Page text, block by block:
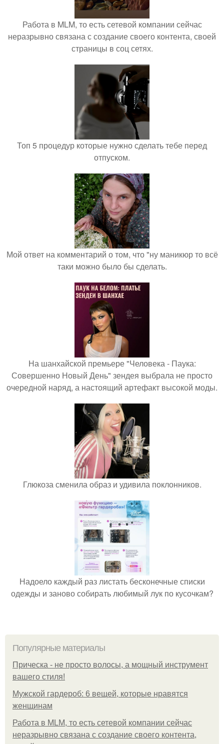
Работа в MLM, то есть сетевой компании сейчас
неразрывно связана с создание своего контента, своей
страницы в соц сетях.
Топ 5 процедур которые нужно сделать тебе перед
отпуском.
Мой ответ на комментарий о том, что "ну маникюр то всё
таки можно было бы сделать.
На шанхайской премьере "Человека - Паука:
Совершенно Новый День" зендея выбрала не просто
очередной наряд, а настоящий артефакт высокой моды.
Глюкоза сменила образ и удивила поклонников.
Надоело каждый раз листать бесконечные списки
одежды и заново собирать любимый лук по кусочкам?
Популярные материалы
Прическа - не просто волосы, а мощный инструмент
вашего стиля!
Мужской гардероб: 6 вещей, которые нравятся
женщинам
Работа в MLM, то есть сетевой компании сейчас
неразрывно связана с создание своего контента,